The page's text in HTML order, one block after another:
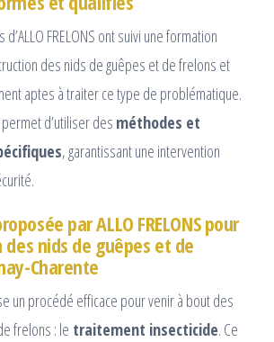
FRELONS ont suivi une formation
des nids de guêpes et de frelons et
aptes à traiter ce type de problématique.
d’utiliser des méthodes et
, garantissant une intervention
par ALLO FRELONS pour
nids de guêpes et de
Charente
un procédé efficace pour venir à bout des
frelons : le traitement insecticide. Ce